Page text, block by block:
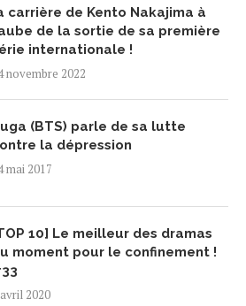
carrière de Kento Nakajima à
de la sortie de sa première
internationale !
novembre 2022
(BTS) parle de sa lutte
la dépression
mai 2017
10] Le meilleur des dramas
moment pour le confinement !
2020